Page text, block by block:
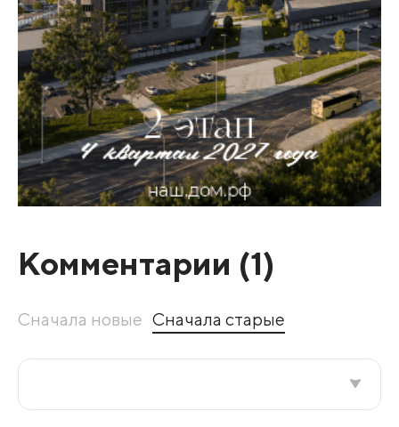
Комментарии (1)
Сначала новые Сначала старые